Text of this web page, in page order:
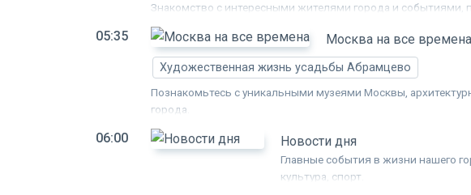
Знакомство с интересными жителями города и событиями,
05:35 Москва на все времена
Художественная жизнь усадьбы Абрамцево
Познакомьтесь с уникальными музеями Москвы,
города.
06:00 Новости дня
Главные события в жизни нашего
культура, спорт.